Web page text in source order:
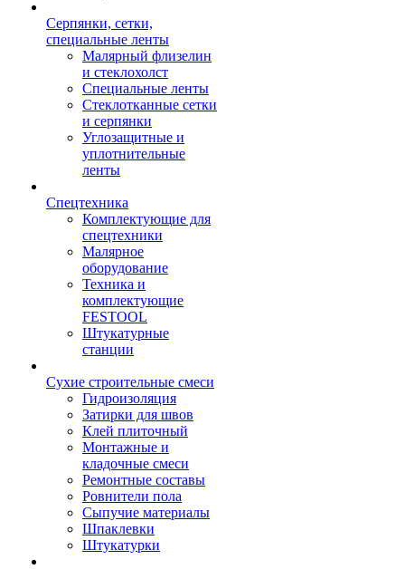
Серпянки, сетки,
специальные ленты
Малярный флизелин
и стеклохолст
Специальные ленты
Стеклотканные сетки
и серпянки
Углозащитные и
уплотнительные
ленты
Спецтехника
Комплектующие для
спецтехники
Малярное
оборудование
Техника и
комплектующие
FESTOOL
Штукатурные
станции
Сухие строительные смеси
Гидроизоляция
Затирки для швов
Клей плиточный
Монтажные и
кладочные смеси
Ремонтные составы
Ровнители пола
Сыпучие материалы
Шпаклевки
Штукатурки